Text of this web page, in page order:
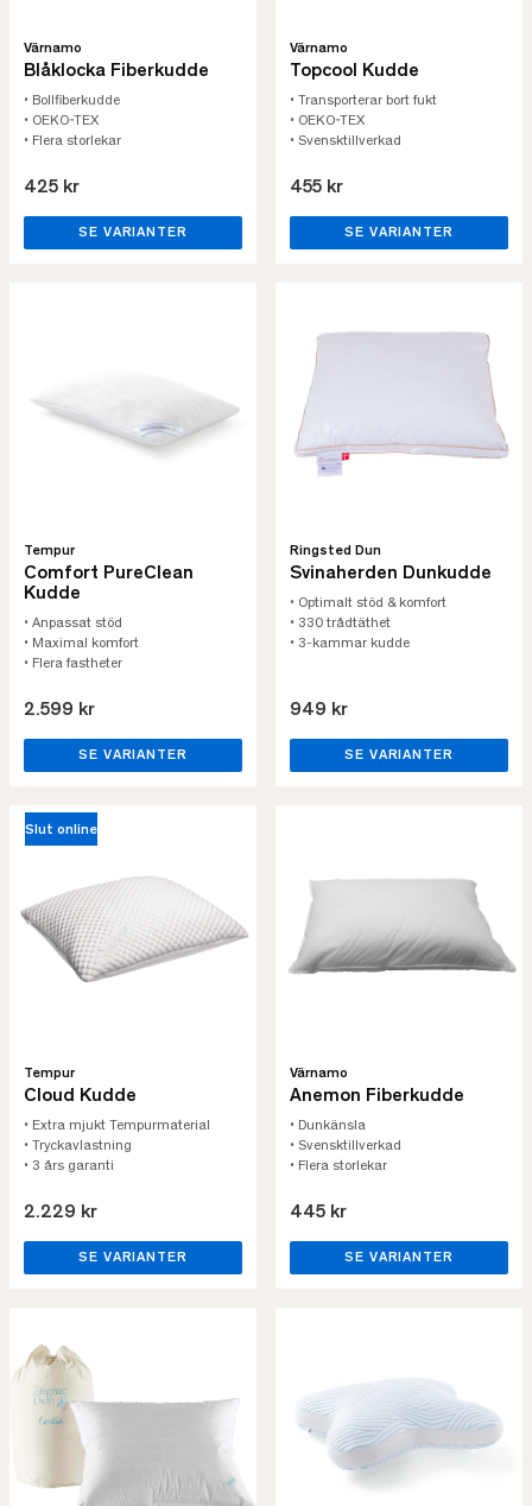
Värnamo
Blåklocka Fiberkudde
• Bollfiberkudde
• OEKO-TEX
• Flera storlekar
425 kr
SE VARIANTER
Värnamo
Topcool Kudde
• Transporterar bort fukt
• OEKO-TEX
• Svensktillverkad
455 kr
SE VARIANTER
Tempur
Comfort PureClean
Kudde
• Anpassat stöd
• Maximal komfort
• Flera fastheter
2.599 kr
SE VARIANTER
Ringsted Dun
Svinaherden Dunkudde
• Optimalt stöd & komfort
• 330 trådtäthet
• 3-kammar kudde
949 kr
SE VARIANTER
Slut online
Tempur
Cloud Kudde
• Extra mjukt Tempurmaterial
• Tryckavlastning
• 3 års garanti
2.229 kr
SE VARIANTER
Värnamo
Anemon Fiberkudde
• Dunkänsla
• Svensktillverkad
• Flera storlekar
445 kr
SE VARIANTER